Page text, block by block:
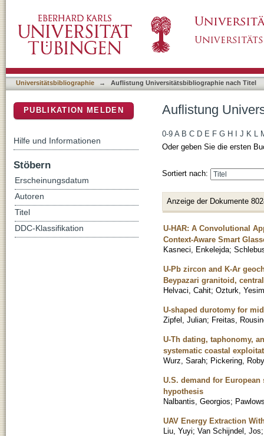
Universitätsbibliographie → Auflistung Universitätsbibliographie nach Titel
Auflistung
0-9 A B C D E F G H J K L
Oder geben Sie die ersten
Sortiert nach:
Anzeige der Dokumente
U-HAR: A Convolutional
Context-Aware Smart
Kasneci, Enkelejda;
U-Pb zircon and K-Ar
Beypazari granitoid,
Helvaci, Cahit; Ozturk,
U-shaped durotomy for
Zipfel, Julian; Freitas,
U-Th dating, taphonomy,
systematic coastal
Wurz, Sarah; Pickering,
U.S. demand for
hypothesis
Nalbantis, Georgios;
UAV Energy Extraction
Liu, Yuyi; Van Schijndel, Jos
PUBLIKATION MELDEN
Hilfe und Informationen
Stöbern
Erscheinungsdatum
Autoren
Titel
DDC-Klassifikation